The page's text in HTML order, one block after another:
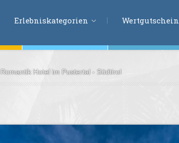
Erlebniskategorien
Fliegen &Gleiten
Sport &Fitness
Essen &
Wertgutschein
Romantik Hotel im Pustertal - Südtirol